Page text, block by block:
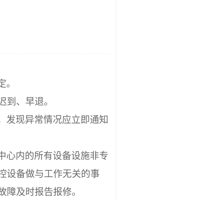
、早退。
发现异常情况应立即通知
心内的所有设备设施非专
设备做与工作无关的事
及时报告报修。